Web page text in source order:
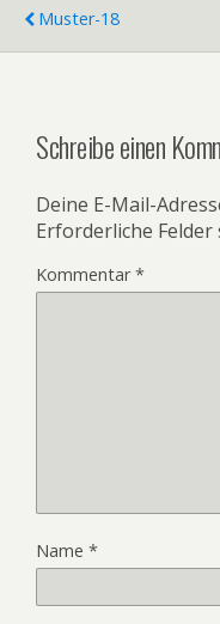
Muster-18
Schreibe einen
Deine E-Mail-
Erforderliche Felder
Kommentar*
Name *